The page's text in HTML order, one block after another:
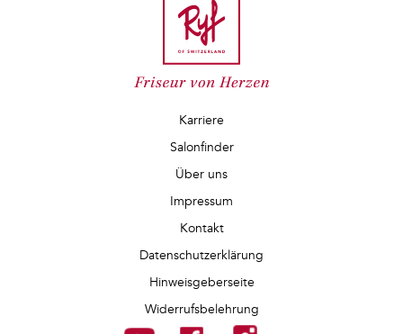
Karriere
Salonfinder
Über uns
Impressum
Kontakt
Datenschutzerklärung
Hinweisgeberseite
Widerrufsbelehrung